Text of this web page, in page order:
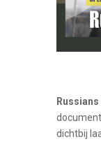
Russians
dichtbij